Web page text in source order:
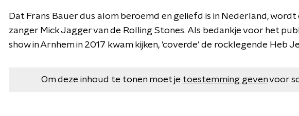
Dat Frans Bauer dus alom beroemd en geliefd is in Nederland,
zanger Mick Jagger van de Rolling Stones. Als bedankje voor het
show in Arnhem in 2017 kwam kijken, 'coverde' de rocklegende Heb
Om deze inhoud te tonen moet je toestemming gevenvoor